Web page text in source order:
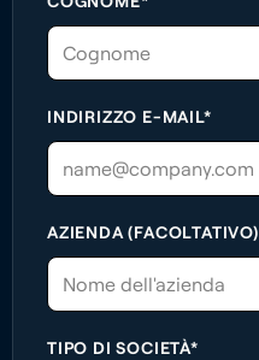
INDIRIZZO E-MAIL*
AZIENDA (FACOLTATIVO)
TIPO DI SOCIETÀ*